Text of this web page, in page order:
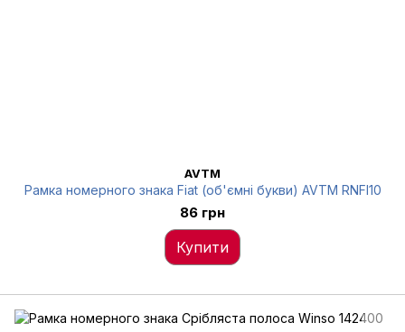
AVTM
Рамка номерного знака Fiat (об'ємні букви) AVTM RNFI10
86 грн
Купити